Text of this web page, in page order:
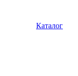
Каталог